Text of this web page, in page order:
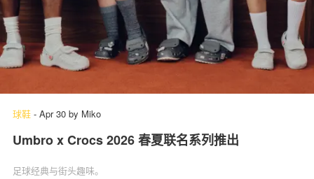
球鞋 - Apr 30 by Miko
Umbro x Crocs 2026 春夏联名系列推出
足球经典与街头趣味。